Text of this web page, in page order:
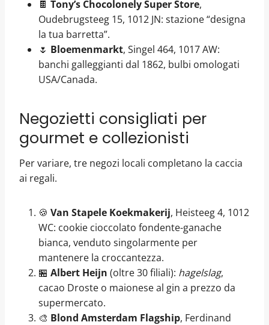
🍫 Tony’s Chocolonely Super Store,
Oudebrugsteeg 15, 1012 JN: stazione “designa
la tua barretta”.
🌷 Bloemenmarkt, Singel 464, 1017 AW:
banchi galleggianti dal 1862, bulbi omologati
USA/Canada.
Negozietti consigliati per
gourmet e collezionisti
Per variare, tre negozi locali completano la caccia
ai regali.
🍪 Van Stapele Koekmakerij, Heisteeg 4, 1012
WC: cookie cioccolato fondente-ganache
bianca, venduto singolarmente per
mantenere la croccantezza.
🏪 Albert Heijn (oltre 30 filiali): hagelslag,
cacao Droste o maionese al gin a prezzo da
supermercato.
🎨 Blond Amsterdam Flagship, Ferdinand